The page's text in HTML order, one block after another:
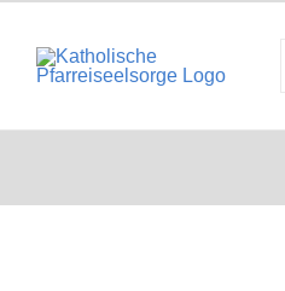
Inhalt